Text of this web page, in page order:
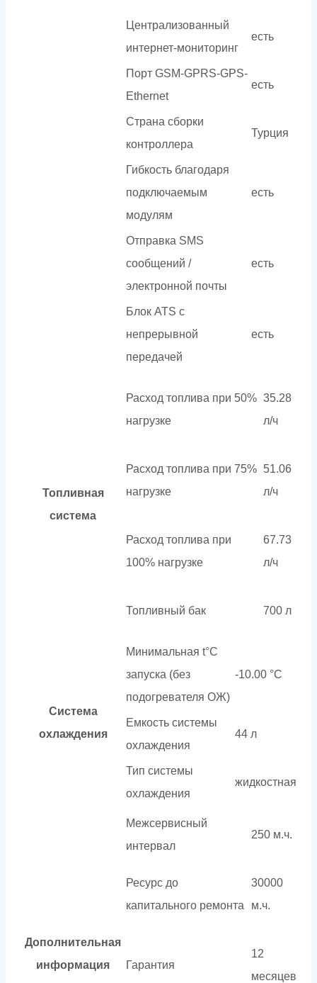
Централизованный
интернет-мониторинг
есть
Порт GSM-GPRS-GPS-
Ethernet
есть
Страна сборки
контроллера
Турция
Гибкость благодаря
подключаемым
модулям
есть
Отправка SMS
сообщений /
электронной почты
есть
Блок ATS с
непрерывной
передачей
есть
Топливная
система
Расход топлива при 50%
нагрузке
35.28
л/ч
Расход топлива при 75%
нагрузке
51.06
л/ч
Расход топлива при
100% нагрузке
67.73
л/ч
Топливный бак 700 л
Система
охлаждения
Минимальная t°С
запуска (без
подогревателя ОЖ)
-10.00 °С
Емкость системы
охлаждения
44 л
Тип системы
охлаждения
жидкостная
Дополнительная
информация
Межсервисный
интервал
250 м.ч.
Ресурс до
капитального ремонта
30000
м.ч.
Гарантия
12
месяцев